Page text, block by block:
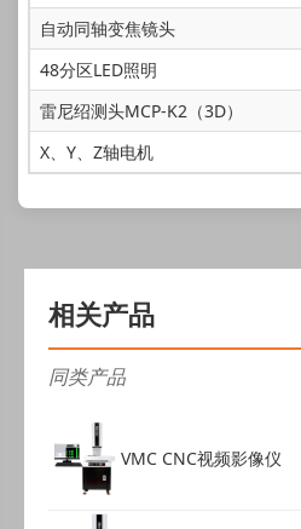
自动同轴变焦镜头
48分区LED照明
雷尼绍测头MCP-K2（3D）
X、Y、Z轴电机
相关产品
同类产品
VMC CNC视频影像仪